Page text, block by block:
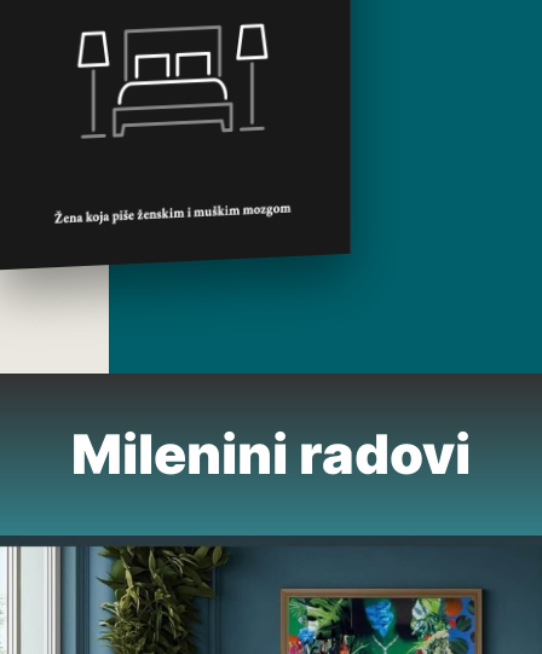
Milenini radovi